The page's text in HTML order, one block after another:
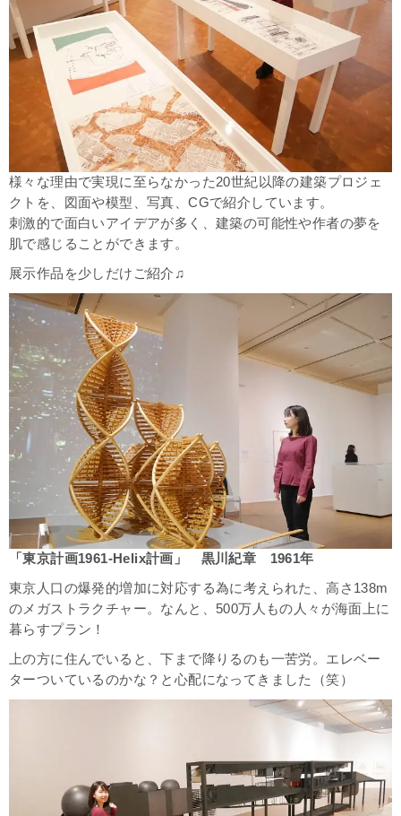
様々な理由で実現に至らなかった20世紀以降の建築プロジェ
クトを、図面や模型、写真、CGで紹介しています。
刺激的で面白いアイデアが多く、建築の可能性や作者の夢を
肌で感じることができます。
展示作品を少しだけご紹介♫
「東京計画1961-Helix計画」 黒川紀章 1961年
東京人口の爆発的増加に対応する為に考えられた、高さ138m
のメガストラクチャー。なんと、500万人もの人々が海面上に
暮らすプラン！
上の方に住んでいると、下まで降りるのも一苦労。エレベー
ターついているのかな？と心配になってきました（笑）